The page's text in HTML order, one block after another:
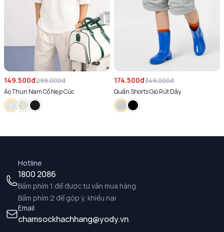
149.500đ299.000đ
Áo Thun Nam Cổ Nẹp Cúc
174.500đ349.000đ
Quần Shorts Gió Rút Dây
Hotline
1800 2086
Bấm phím 1 để được tư vấn mua hàng
Bấm phím 2 để góp ý, khiếu nại
Email
chamsockhachhang@yody.vn